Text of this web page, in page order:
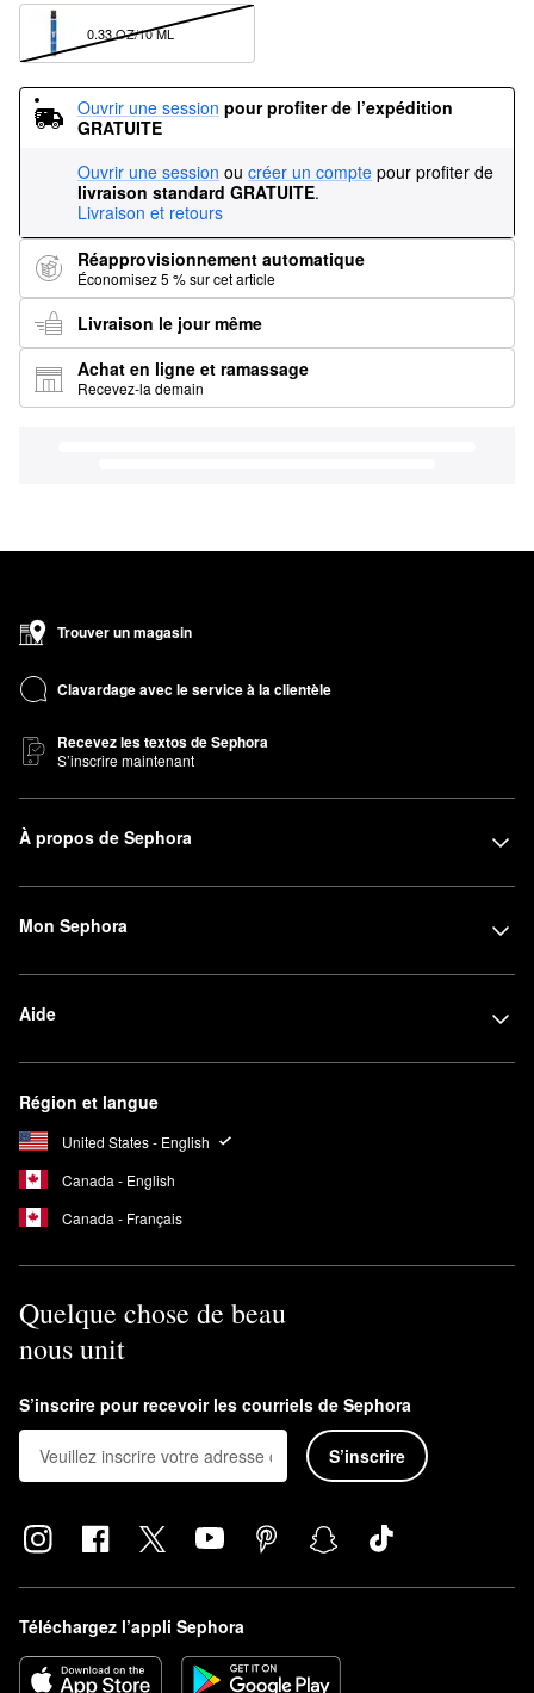
0.33 OZ/10 ML
Ouvrir une session pour profiter de l’expédition
GRATUITE
Ouvrir une session ou créer un compte pour profiter de
livraison standard GRATUITE.
Livraison et retours
Réapprovisionnement automatique
Économisez 5 % sur cet article
Livraison le jour même
Achat en ligne et ramassage
Recevez-la demain
Trouver un magasin
Clavardage avec le service à la clientèle
Recevez les textos de Sephora
S’inscrire maintenant
À propos de Sephora
Mon Sephora
Aide
Région et langue
United States - English
Canada - English
Canada - Français
Quelque chose de beau
nous unit
S’inscrire pour recevoir les courriels de Sephora
S’inscrire
Téléchargez l’appli Sephora